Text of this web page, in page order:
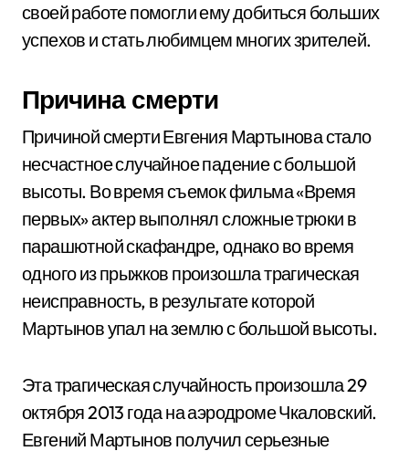
своей работе помогли ему добиться больших
успехов и стать любимцем многих зрителей.
Причина смерти
Причиной смерти Евгения Мартынова стало
несчастное случайное падение с большой
высоты. Во время съемок фильма «Время
первых» актер выполнял сложные трюки в
парашютной скафандре, однако во время
одного из прыжков произошла трагическая
неисправность, в результате которой
Мартынов упал на землю с большой высоты.
Эта трагическая случайность произошла 29
октября 2013 года на аэродроме Чкаловский.
Евгений Мартынов получил серьезные